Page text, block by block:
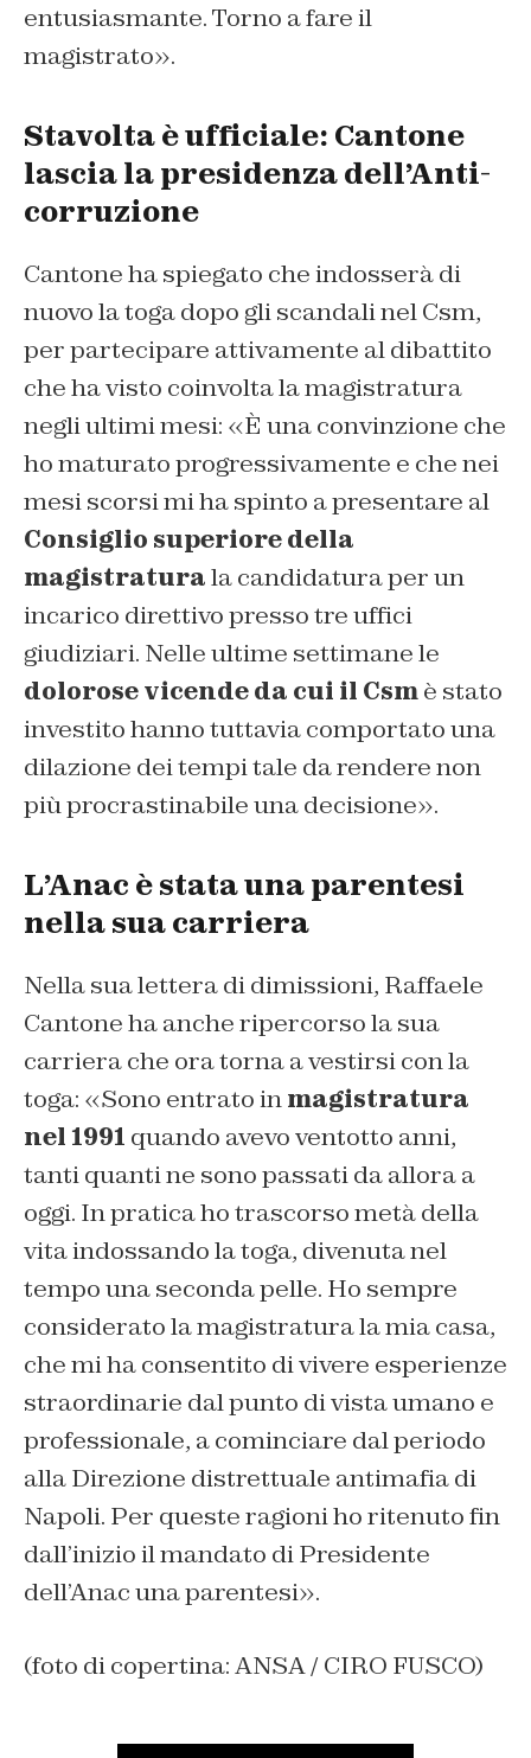
entusiasmante. Torno a fare il
magistrato».
Stavolta è ufficiale: Cantone
lascia la presidenza dell’Anti-
corruzione
Cantone ha spiegato che indosserà di
nuovo la toga dopo gli scandali nel Csm,
per partecipare attivamente al dibattito
che ha visto coinvolta la magistratura
negli ultimi mesi: «È una convinzione che
ho maturato progressivamente e che nei
mesi scorsi mi ha spinto a presentare al
Consiglio superiore della
magistraturala candidatura per un
incarico direttivo presso tre uffici
giudiziari. Nelle ultime settimane le
dolorose vicende da cui il Csmè stato
investito hanno tuttavia comportato una
dilazione dei tempi tale da rendere non
più procrastinabile una decisione».
L’Anac è stata una parentesi
nella sua carriera
Nella sua lettera di dimissioni, Raffaele
Cantone ha anche ripercorso la sua
carriera che ora torna a vestirsi con la
toga: «Sono entrato inmagistratura
nel 1991 quando avevo ventotto anni,
tanti quanti ne sono passati da allora a
oggi. In pratica ho trascorso metà della
vita indossando la toga, divenuta nel
tempo una seconda pelle. Ho sempre
considerato la magistratura la mia casa,
che mi ha consentito di vivere esperienze
straordinarie dal punto di vista umano e
professionale, a cominciare dal periodo
alla Direzione distrettuale antimafia di
Napoli. Per queste ragioni ho ritenuto fin
dall’inizio il mandato di Presidente
dell’Anac una parentesi».
(foto di copertina: ANSA / CIRO FUSCO)